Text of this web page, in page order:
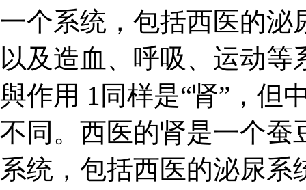
一个系统，包括西医的泌
以及造血、呼吸、运动
與作用 1同样是“肾”，但
不同。西医的肾是一个蚕
系统，包括西医的泌尿